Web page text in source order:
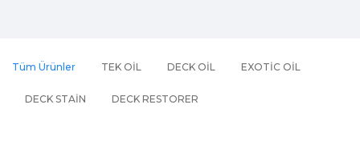
Tüm Ürünler TEK OIL DECK OIL EXOTIC OIL
DECK STAIN DECK RESTORER